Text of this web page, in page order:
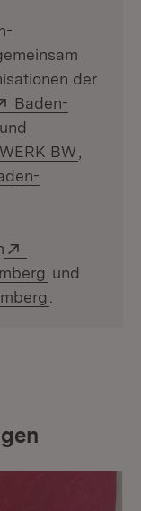
in neuem Fenster)
der
Extern:
Baden-
Fenster)
BW
in neuem
(Öffnet in
und